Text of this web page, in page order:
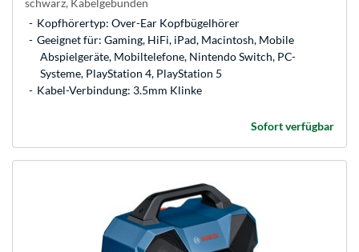
schwarz, Kabelgebunden
Kopfhörertyp: Over-Ear Kopfbügelhörer
Geeignet für: Gaming, HiFi, iPad, Macintosh, Mobile
Abspielgeräte, Mobiltelefone, Nintendo Switch, PC-
Systeme, PlayStation 4, PlayStation 5
Kabel-Verbindung: 3.5mm Klinke
Sofort verfügbar